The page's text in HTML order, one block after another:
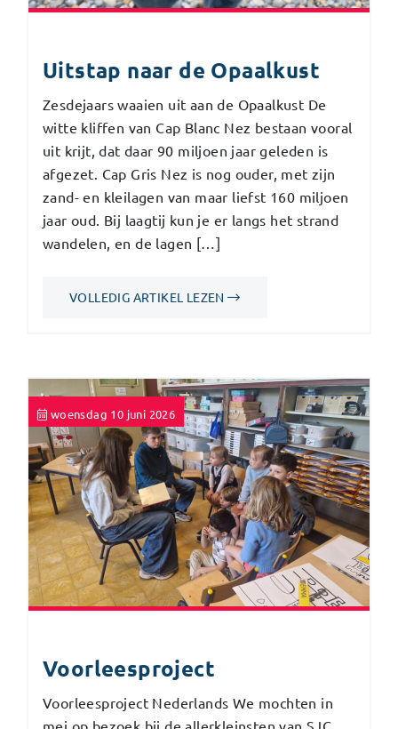
Uitstap naar de Opaalkust
Zesdejaars waaien uit aan de Opaalkust De
witte kliffen van Cap Blanc Nez bestaan vooral
uit krijt, dat daar 90 miljoen jaar geleden is
afgezet. Cap Gris Nez is nog ouder, met zijn
zand- en kleilagen van maar liefst 160 miljoen
jaar oud. Bij laagtij kun je er langs het strand
wandelen, en de lagen […]
VOLLEDIG ARTIKEL LEZEN
woensdag 10 juni 2026
Voorleesproject
Voorleesproject Nederlands We mochten in
mei op bezoek bij de allerkleinsten van SJC